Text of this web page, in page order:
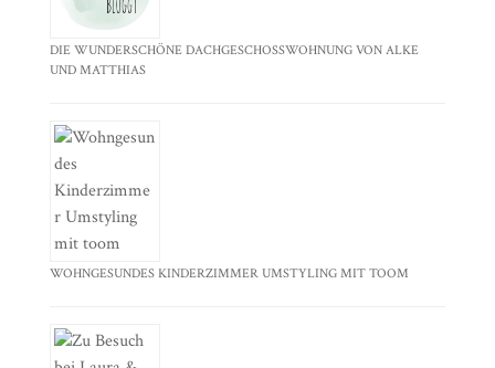
DIE WUNDERSCHÖNE DACHGESCHOSSWOHNUNG VON ALKE
UND MATTHIAS
WOHNGESUNDES KINDERZIMMER UMSTYLING MIT TOOM